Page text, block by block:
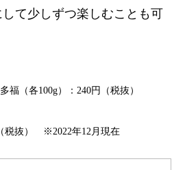
て少しずつ楽しむことも可
福（各100g）：240円（税抜）
税抜） ※2022年12月現在